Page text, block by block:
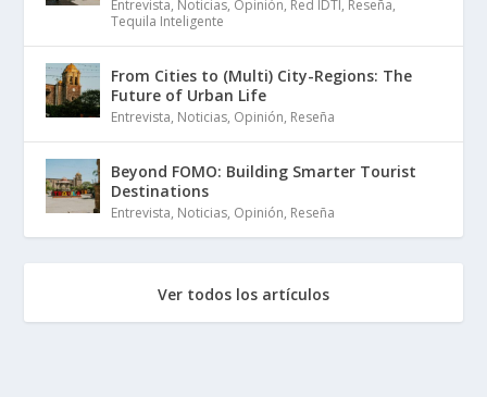
Entrevista, Noticias, Opinión, Red IDTI, Reseña,
Tequila Inteligente
From Cities to (Multi) City-Regions: The
Future of Urban Life
Entrevista, Noticias, Opinión, Reseña
Beyond FOMO: Building Smarter Tourist
Destinations
Entrevista, Noticias, Opinión, Reseña
Ver todos los artículos